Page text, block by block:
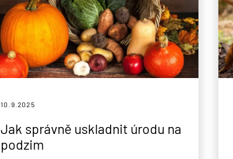
10.9. 2025
Jak správně uskladnit úrodu na
podzim